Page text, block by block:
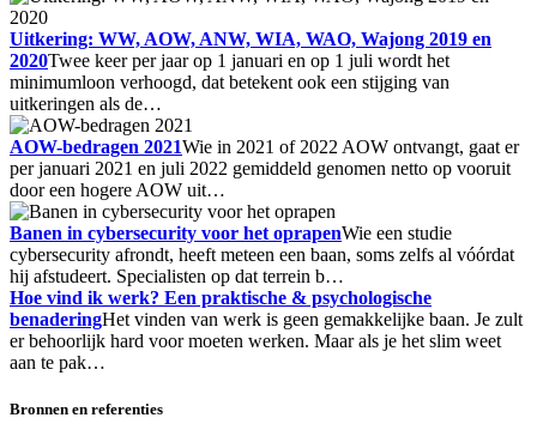
Uitkering: WW, AOW, ANW, WIA, WAO, Wajong 2019 en
2020Twee keer per jaar op 1 januari en op 1 juli wordt het
minimumloon verhoogd, dat betekent ook een stijging van
uitkeringen als de…
AOW-bedragen 2021Wie in 2021 of 2022 AOW ontvangt, gaat er
per januari 2021 en juli 2022 gemiddeld genomen netto op vooruit
door een hogere AOW uit…
Banen in cybersecurity voor het oprapenWie een studie
cybersecurity afrondt, heeft meteen een baan, soms zelfs al vóórdat
hij afstudeert. Specialisten op dat terrein b…
Hoe vind ik werk? Een praktische & psychologische
benaderingHet vinden van werk is geen gemakkelijke baan. Je zult
er behoorlijk hard voor moeten werken. Maar als je het slim weet
aan te pak…
Bronnen en referenties